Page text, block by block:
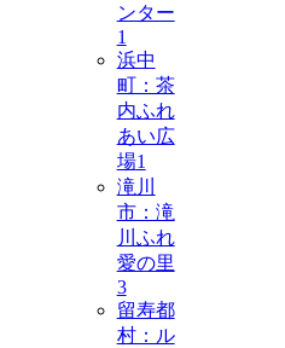
ンター
1
浜中
町：茶
内ふれ
あい広
場1
滝川
市：滝
川ふれ
愛の里
3
留寿都
村：ル